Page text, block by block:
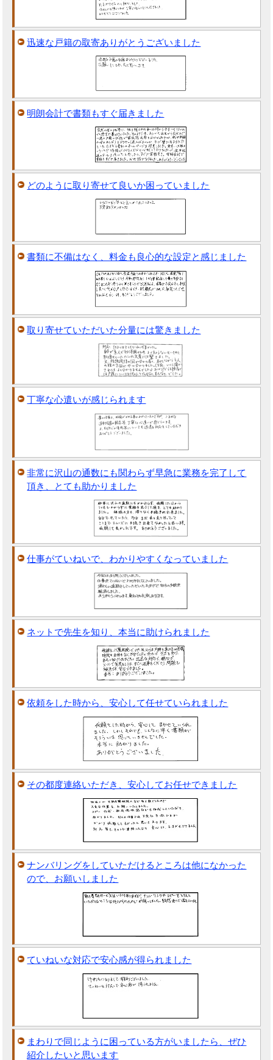
迅速な戸籍の取寄ありがとうございました
明朗会計で書類もすぐ届きました
どのように取り寄せて良いか困っていました
書類に不備はなく、料金も良心的な設定と感じました
取り寄せていただいた分量には驚きました
丁寧な心遣いが感じられます
非常に沢山の通数にも関わらず早急に業務を完了して
頂き、とても助かりました
仕事がていねいで、わかりやすくなっていました
ネットで先生を知り、本当に助けられました
依頼をした時から、安心して任せていられました
その都度連絡いただき、安心してお任せできました
ナンバリングをしていただけるところは他になかった
ので、お願いしました
ていねいな対応で安心感が得られました
まわりで同じように困っている方がいましたら、ぜひ
紹介したいと思います